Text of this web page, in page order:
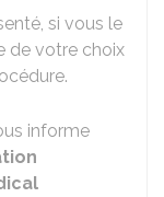
si vous le
de votre choix
informe